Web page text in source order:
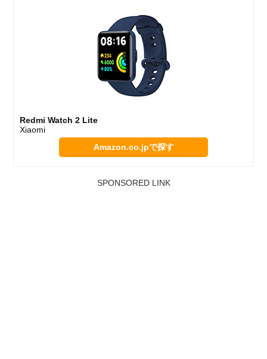
Redmi Watch 2 Lite
Xiaomi
Amazon.co.jpで探す
SPONSORED LINK